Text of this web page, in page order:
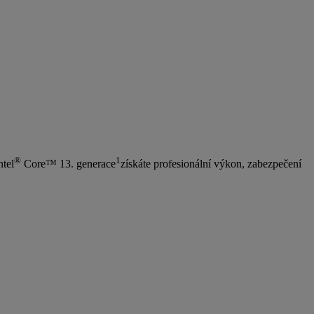
® Core™ 13. generace1 získáte profesionální výkon, zabezpečení